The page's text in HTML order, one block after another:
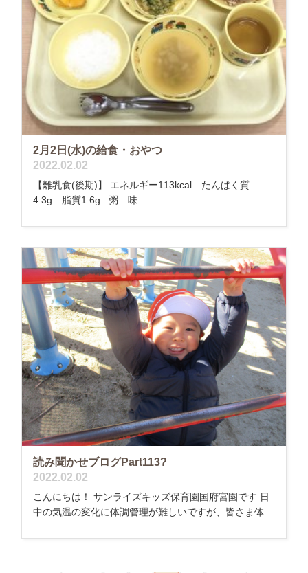
2月2日(水)の給食・おやつ
2022.02.02
【離乳食(後期)】 エネルギー113kcal たんぱく質
4.3g 脂質1.6g 粥 味...
読み聞かせブログPart113?
2022.02.02
こんにちは！ サンライズキッズ保育園国府宮園です 日
中の気温の変化に体調管理が難しいですが、皆さま体...